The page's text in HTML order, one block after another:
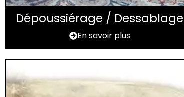
Dépoussiérage / Dessablage
En savoir plus